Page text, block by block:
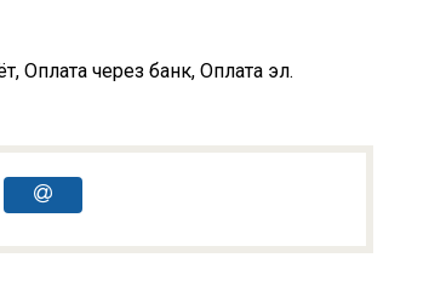
Оплата через банк, Оплата эл.